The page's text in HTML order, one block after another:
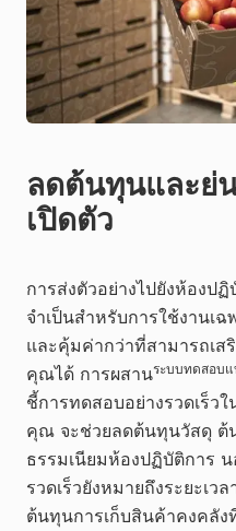
ลดต้นทุนและย่
เปิดตัว
การส่งตัวอย่างไปยังห้องปฏิ
จำเป็นสำหรับการใช้งานเ
และคุ้มค่ากว่าที่สามารถเ
คุณได้ การผสานระบบทดสอบแ
ชี้การทดสอบอย่างรวดเร็ว
คุณ จะช่วยลดต้นทุนวัสดุ ต้
ธรรมเนียมห้องปฏิบัติการ
รวดเร็วยังหมายถึงระยะเ
ต้นทุนการเก็บสินค้าคงคลั